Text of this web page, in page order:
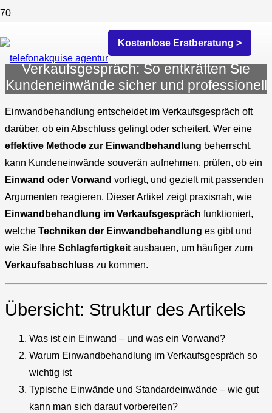
Kostenlose Erstberatung >
Effektive Einwandbehandlung im
Verkaufsgespräch: So entkräften Sie
Kundeneinwände sicher und professionell
Einwandbehandlung entscheidet im Verkaufsgespräch oft
darüber, ob ein Abschluss gelingt oder scheitert. Wer eine
effektive Methode zur Einwandbehandlung beherrscht,
kann Kundeneinwände souverän aufnehmen, prüfen, ob ein
Einwand oder Vorwand vorliegt, und gezielt mit passenden
Argumenten reagieren. Dieser Artikel zeigt praxisnah, wie
Einwandbehandlung im Verkaufsgespräch funktioniert,
welche Techniken der Einwandbehandlung es gibt und
wie Sie Ihre Schlagfertigkeit ausbauen, um häufiger zum
Verkaufsabschluss zu kommen.
Übersicht: Struktur des Artikels
Was ist ein Einwand – und was ein Vorwand?
Warum Einwandbehandlung im Verkaufsgespräch so
wichtig ist
Typische Einwände und Standardeinwände – wie gut
kann man sich darauf vorbereiten?